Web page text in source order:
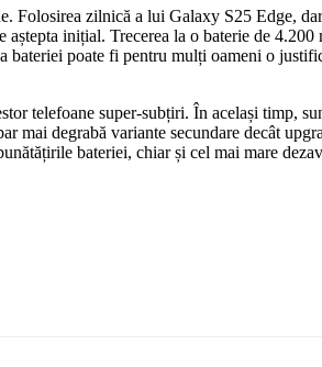
Folosirea zilnică a lui Galaxy S25 Edge,
inițial. Trecerea la o baterie de
poate fi pentru mulți oameni o
telefoane super-subțiri. În același timp,
degrabă variante secundare decât
bateriei, chiar și cel mai mare